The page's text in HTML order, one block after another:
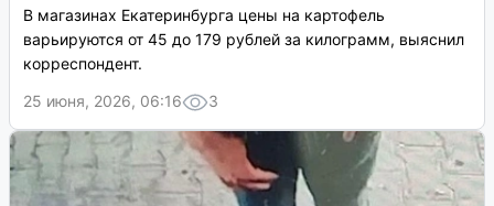
В магазинах Екатеринбурга цены на картофель
варьируются от 45 до 179 рублей за килограмм, выяснил
корреспондент.
25 июня, 2026, 06:16
3